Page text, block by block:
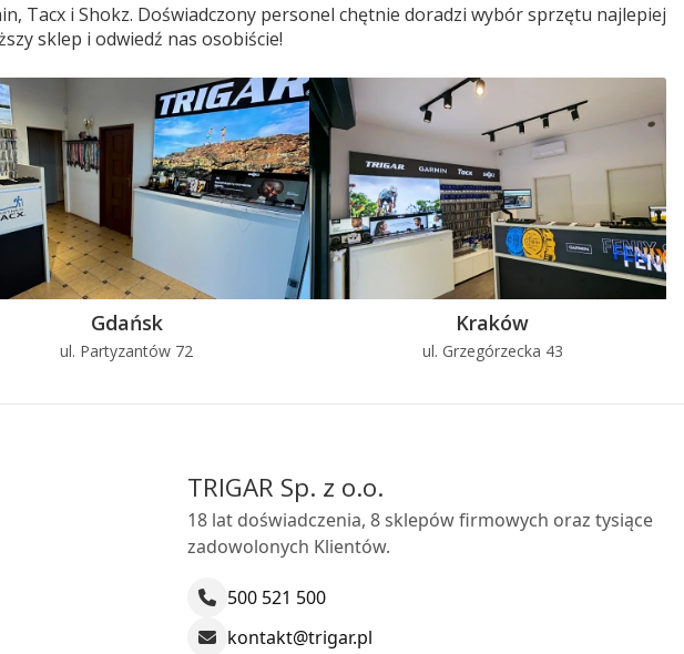
Tacx i Shokz. Doświadczony personel chętnie doradzi wybór sprzętu najlepiej
sklep i odwiedź nas osobiście!
Gdańsk
ul. Partyzantów 72
Kraków
ul. Grzegórzecka 43
TRIGAR Sp. z o.o.
18 lat doświadczenia, 8 sklepów firmowych oraz tysiące
zadowolonych Klientów.
500 521 500
kontakt@trigar.pl